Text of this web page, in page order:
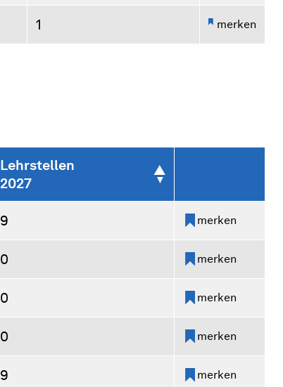
1 merken
Lehrstellen
2027
9 merken
0 merken
0 merken
0 merken
9 merken